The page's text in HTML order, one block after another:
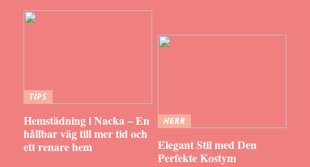
TIPS
Hemstädning i Nacka – En
hållbar väg till mer tid och
ett renare hem
HERR
Elegant Stil med Den
Perfekte Kostym